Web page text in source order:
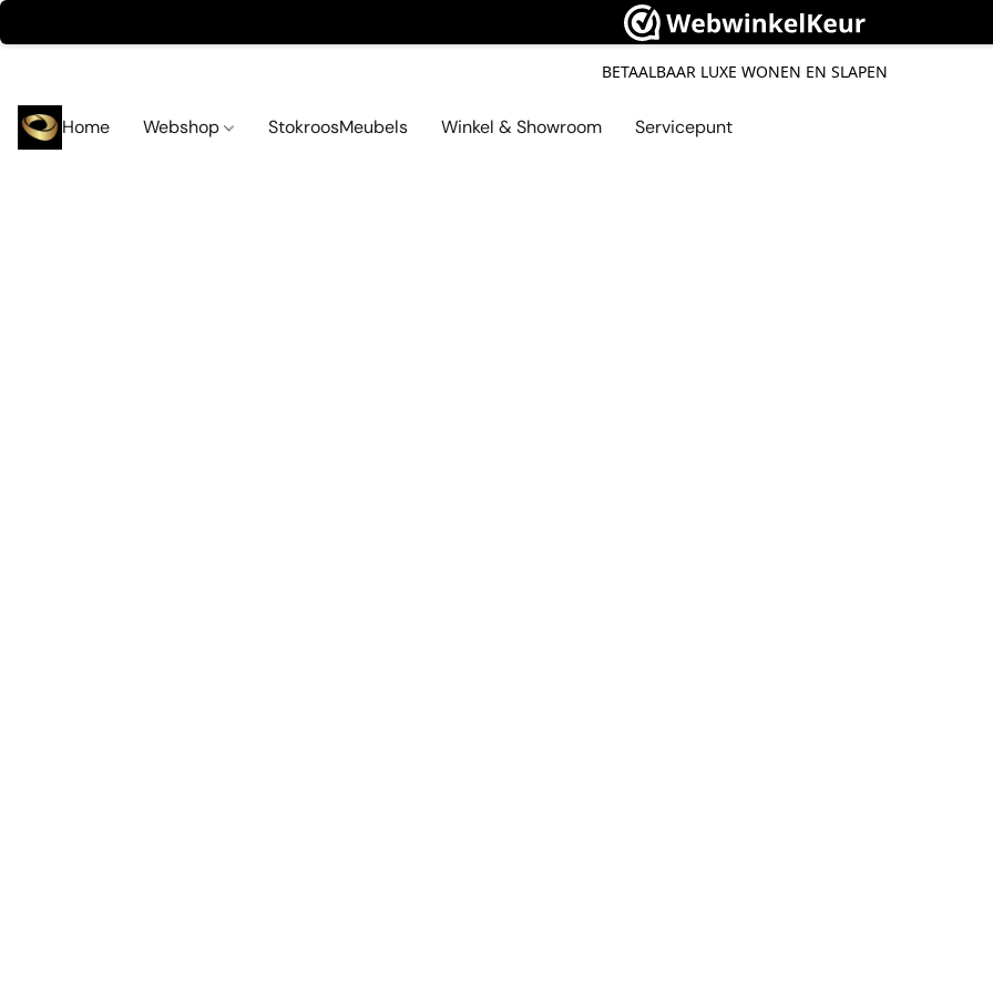
BETAALBAAR LUXE WONEN EN SLAPEN
Home Webshop StokroosMeubels Winkel & Showroom Servicepunt